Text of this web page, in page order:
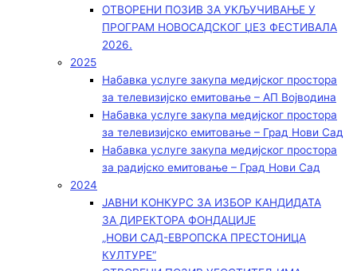
ОТВОРЕНИ ПОЗИВ ЗА УКЉУЧИВАЊЕ У
ПРОГРАМ НОВОСАДСКОГ ЏЕЗ ФЕСТИВАЛА
2026.
2025
Набавка услуге закупа медијског простора
за телевизијско емитовање – АП Војводинa
Набавка услуге закупа медијског простора
за телевизијско емитовање – Град Нови Сад
Набавка услуге закупа медијског простора
за радијско емитовање – Град Нови Сад
2024
ЈАВНИ КОНКУРС ЗА ИЗБОР КАНДИДАТА
ЗА ДИРЕКТОРА ФОНДАЦИЈЕ
„НОВИ САД-ЕВРОПСКА ПРЕСТОНИЦА
КУЛТУРЕ“